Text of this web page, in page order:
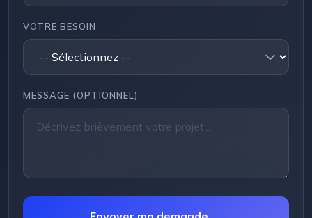
VOTRE BESOIN
MESSAGE (OPTIONNEL)